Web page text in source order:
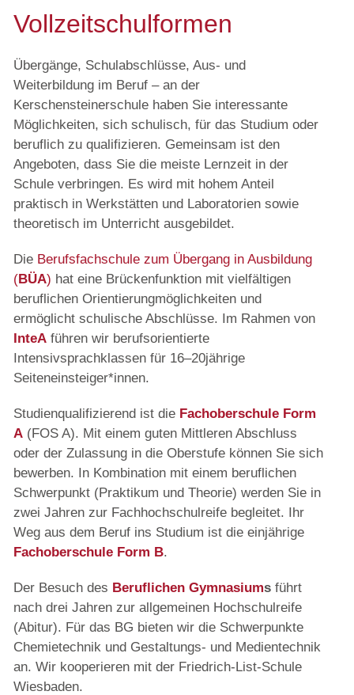
Vollzeitschulformen
Übergänge, Schulabschlüsse, Aus- und
Weiterbildung im Beruf – an der
Kerschensteinerschule haben Sie interessante
Möglichkeiten, sich schulisch, für das Studium oder
beruflich zu qualifizieren. Gemeinsam ist den
Angeboten, dass Sie die meiste Lernzeit in der
Schule verbringen. Es wird mit hohem Anteil
praktisch in Werkstätten und Laboratorien sowie
theoretisch im Unterricht ausgebildet.
Die Berufsfachschule zum Übergang in Ausbildung
(BÜA) hat eine Brückenfunktion mit vielfältigen
beruflichen Orientierungmöglichkeiten und
ermöglicht schulische Abschlüsse. Im Rahmen von
InteA führen wir berufsorientierte
Intensivsprachklassen für 16–20jährige
Seiteneinsteiger*innen.
Studienqualifizierend ist die Fachoberschule Form
A (FOS A). Mit einem guten Mittleren Abschluss
oder der Zulassung in die Oberstufe können Sie sich
bewerben. In Kombination mit einem beruflichen
Schwerpunkt (Praktikum und Theorie) werden Sie in
zwei Jahren zur Fachhochschulreife begleitet. Ihr
Weg aus dem Beruf ins Studium ist die einjährige
Fachoberschule Form B.
Der Besuch des Beruflichen Gymnasiums führt
nach drei Jahren zur allgemeinen Hochschulreife
(Abitur). Für das BG bieten wir die Schwerpunkte
Chemietechnik und Gestaltungs- und Medientechnik
an. Wir kooperieren mit der Friedrich-List-Schule
Wiesbaden.